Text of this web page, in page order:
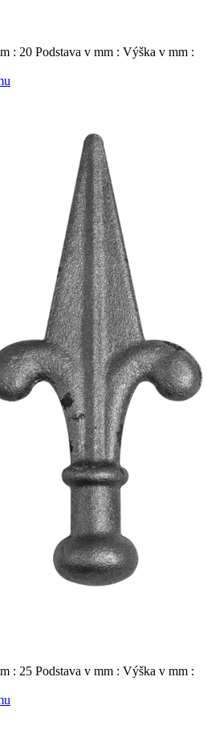
: 20 Podstava v mm : Výška v mm :
: 25 Podstava v mm : Výška v mm :